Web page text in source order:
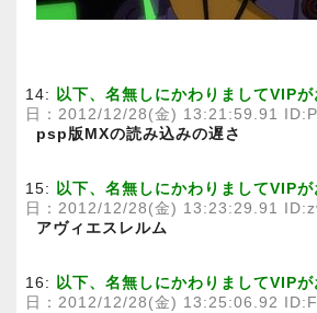
14: 以下、名無しにかわりましてVIP
日：2012/12/28(金) 13:21:59.91
psp版MXの読み込みの遅さ
15: 以下、名無しにかわりましてVIP
日：2012/12/28(金) 13:23:29.91
アヴィエスレルム
16: 以下、名無しにかわりましてVIP
日：2012/12/28(金) 13:25:06.92